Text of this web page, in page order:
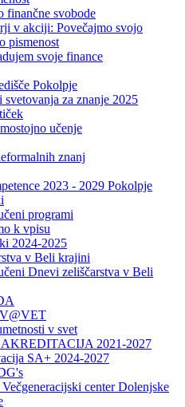
finančne svobode
v akciji: Povečajmo svojo
pismenost
svoje finance
Pokolpje
svetovanja za znanje 2025
učenje
znanj
2023 - 2029 Pokolpje
programi
k vpisu
2024-2025
v Beli krajini
Dnevi zeliščarstva v Beli
v svet
2021-2027
SA+ 2024-2027
center Dolenjske